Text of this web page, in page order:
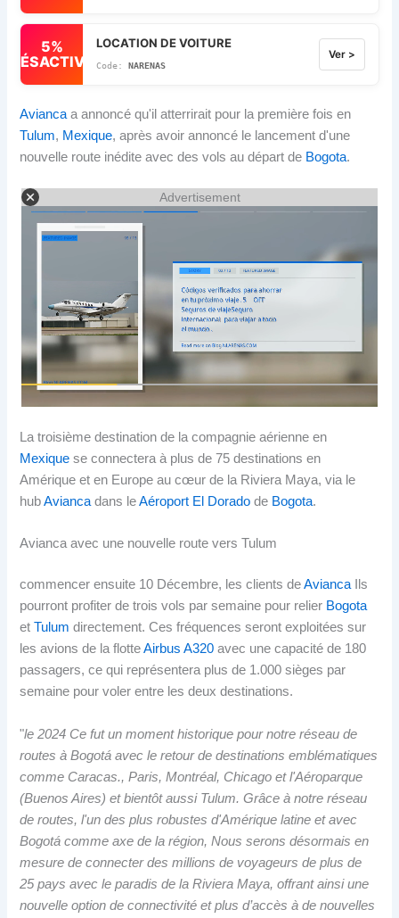
5%
DÉSACTIVÉ
LOCATION DE VOITURE
NARENAS
Ver >
Avianca a annoncé qu'il atterrirait pour la première fois en
Tulum, Mexique, après avoir annoncé le lancement d'une
nouvelle route inédite avec des vols au départ de Bogota.
Advertisement
La troisième destination de la compagnie aérienne en
Mexique se connectera à plus de 75 destinations en
Amérique et en Europe au cœur de la Riviera Maya, via le
hubAvianca dans leAéroport El Dorado de Bogota.
Avianca avec une nouvelle route vers Tulum
commencer ensuite 10 Décembre, les clients deAviancaIls
pourront profiter de trois vols par semaine pour relier Bogota
etTulum directement. Ces fréquences seront exploitées sur
les avions de la flotteAirbus A320 avec une capacité de 180
passagers, ce qui représentera plus de 1.000 sièges par
semaine pour voler entre les deux destinations.
"le 2024 Ce fut un moment historique pour notre réseau de
routes à Bogotá avec le retour de destinations emblématiques
comme Caracas., Paris, Montréal, Chicago et l'Aéroparque
(Buenos Aires) et bientôt aussi Tulum. Grâce à notre réseau
de routes, l'un des plus robustes d'Amérique latine et avec
Bogotá comme axe de la région, Nous serons désormais en
mesure de connecter des millions de voyageurs de plus de
25 pays avec le paradis de la Riviera Maya, offrant ainsi une
nouvelle option de connectivité et plus d’accès à de nouvelles